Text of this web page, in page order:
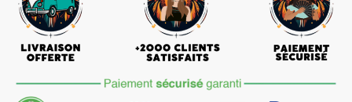
Maxi
Broderie